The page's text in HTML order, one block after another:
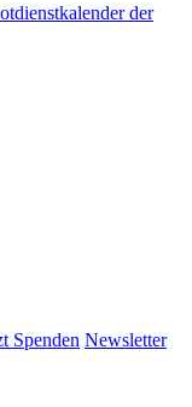
der
Spenden Newsletter